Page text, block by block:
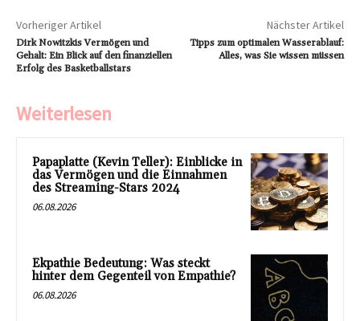
Vorheriger Artikel
Dirk Nowitzkis Vermögen und
Gehalt: Ein Blick auf den finanziellen
Erfolg des Basketballstars
Nächster Artikel
Tipps zum optimalen Wasserablauf:
Alles, was Sie wissen müssen
Weiterlesen
Papaplatte (Kevin Teller): Einblicke in
das Vermögen und die Einnahmen
des Streaming-Stars 2024
06.08.2026
Ekpathie Bedeutung: Was steckt
hinter dem Gegenteil von Empathie?
06.08.2026